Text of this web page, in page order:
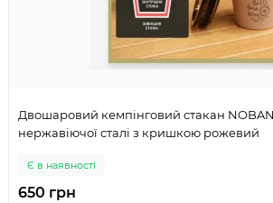
Двошаровий кемпінговий стакан
нержавіючої сталі з кришкою рожевий
Є в наявності
650 грн